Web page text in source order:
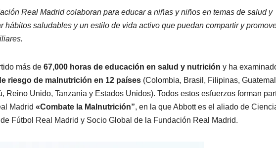
Real Madrid colaboran para educar a niñas y niños en temas de salud y
hábitos saludables y un estilo de vida activo que puedan compartir y
más de 67,000 horas de educación en salud y nutrición y ha
riesgo de malnutrición en 12 países (Colombia, Brasil, Filipinas,
Reino Unido, Tanzania y Estados Unidos). Todos estos esfuerzos forman
Madrid «Combate la Malnutrición”, en la que Abbott es el aliado de
Fútbol Real Madrid y Socio Global de la Fundación Real Madrid.